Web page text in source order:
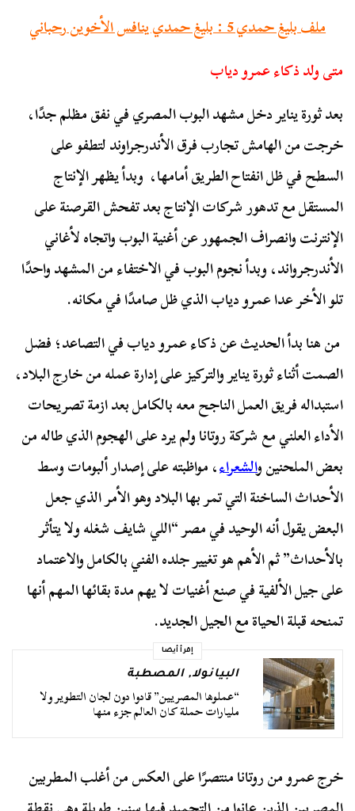
ملف بليغ حمدي 5 : بليغ حمدي ينافس الأخوين رحباني
متى ولد ذكاء عمرو دياب
بعد ثورة يناير دخل مشهد البوب المصري في نفق مظلم جدًا،
خرجت من الهامش تجارب فرق الأندرجراوند لتطفو على
السطح في ظل انفتاح الطريق أمامها، وبدأ يظهر الإنتاج
المستقل مع تدهور شركات الإنتاج بعد تفحش القرصنة على
الإنترنت وانصراف الجمهور عن أغنية البوب واتجاه لأغاني
الأندرجرواند، وبدأ نجوم البوب في الاختفاء من المشهد واحدًا
تلو الأخر عدا عمرو دياب الذي ظل صامدًا في مكانه.
من هنا بدأ الحديث عن ذكاء عمرو دياب في التصاعد؛ فضل
الصمت أثناء ثورة يناير والتركيز على إدارة عمله من خارج البلاد،
استبداله فريق العمل الناجح معه بالكامل بعد ازمة تصريحات
الأداء العلني مع شركة روتانا ولم يرد على الهجوم الذي طاله من
بعض الملحنين والشعراء، مواظبته على إصدار ألبومات وسط
الأحداث الساخنة التي تمر بها البلاد وهو الأمر الذي جعل
البعض يقول أنه الوحيد في مصر “اللي شايف شغله ولا يتأثر
بالأحداث” ثم الأهم هو تغيير جلده الفني بالكامل والاعتماد
على جيل الألفية في صنع أغنيات لا يهم مدة بقائها المهم أنها
تمنحه قبلة الحياة مع الجيل الجديد.
إقرأ أيضا
البيانولا,المصطبة
“عملوها المصريين” قادوا دون لجان التطوير ولا
مليارات حملة كان العالم جزء منها
خرج عمرو من روتانا منتصرًا على العكس من أغلب المطربين